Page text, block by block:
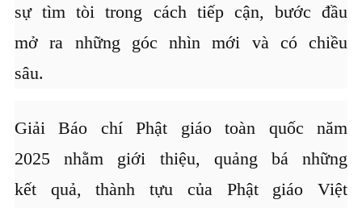
sự tìm tòi trong cách tiếp cận, bước đầu
mở ra những góc nhìn mới và có chiều
sâu.
Giải Báo chí Phật giáo toàn quốc năm
2025 nhằm giới thiệu, quảng bá những
kết quả, thành tựu của Phật giáo Việt